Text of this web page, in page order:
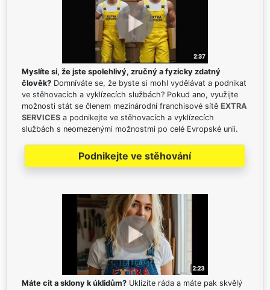
Myslíte si, že jste spolehlivý, zručný a fyzicky zdatný
člověk? Domníváte se, že byste si mohl vydělávat a podnikat
ve stěhovacích a vyklízecích službách? Pokud ano, využijte
možnosti stát se členem mezinárodní franchisové sítě EXTRA
SERVICES a podnikejte ve stěhovacích a vyklízecích
službách s neomezenými možnostmi po celé Evropské unii.
Podnikejte ve stěhování
Máte cit a sklony k úklidům? Uklízíte ráda a máte pak skvělý